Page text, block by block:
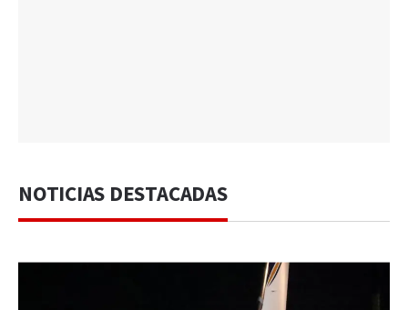
NOTICIAS DESTACADAS